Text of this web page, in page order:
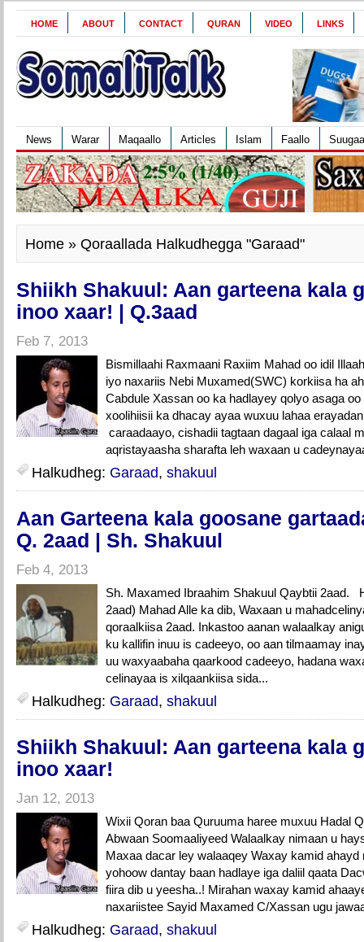
HOME ABOUT CONTACT QURAN VIDEO LINKS
News Warar Maqaallo Articles Islam Faallo
Home » Qoraallada Halkudhegga "Garaad"
Shiikh Shakuul: Aan garteena kala
inoo xaar! | Q.3aad
Feb 7, 2013
Bismillaahi Raxmaani Raxiim Mahad oo idil
iyo naxariis Nebi Muxamed(SWC) korkiisa ha
Cabdule Xassan oo ka hadlayey qolyo asaga
xoolihiisii ka dhacay ayaa wuxuu lahaa
caraadaayo, cishadii tagtaan dagaal iga calaal
aqristayaasha sharafta leh waxaan u
Halkudheg: Garaad, shakuul
Aan Garteena kala goosane
Q. 2aad | Sh. Shakuul
Feb 4, 2013
Sh. Maxamed Ibraahim Shakuul Qaybtii 2aad.
2aad) Mahad Alle ka dib, Waxaan u
qoraalkiisa 2aad. Inkastoo aanan walaalkay
ku kallifin inuu is cadeeyo, oo aan tilmaamay
uu waxyaabaha qaarkood cadeeyo, hadana
celinayaa is xilqaankiisa sida...
Halkudheg: Garaad, shakuul
Shiikh Shakuul: Aan garteena kala
inoo xaar!
Jan 12, 2013
Wixii Qoran baa Quruuma haree muxuu Hadal
Abwaan Soomaaliyeed Walaalkay nimaan u
Maxaa dacar ley walaaqey Waxay kamid
yohoow dantay baan hadlaye iga daliil qaata
fiira dib u yeesha..! Mirahan waxay kamid
naxariistee Sayid Maxamed C/Xassan ugu
Halkudheg: Garaad, shakuul